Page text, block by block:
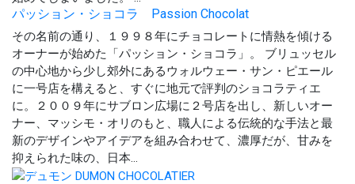
パッション・ショコラ Passion Chocolat
その名前の通り、１９９８年にチョコレートに情熱を傾ける
オーナーが始めた「パッション・ショコラ」。 ブリュッセル
の中心地から少し郊外にあるウォルウェー・サン・ピエール
に一号店を構えると、すぐに地元で評判のショコラティエ
に。２００９年にサブロン広場に２号店を出し、新しいオー
ナー、マッシモ・オリのもと、職人による伝統的な手法と最
新のデザインやアイデアを組み合わせて、濃厚だが、甘みを
抑えられた味の、日本...